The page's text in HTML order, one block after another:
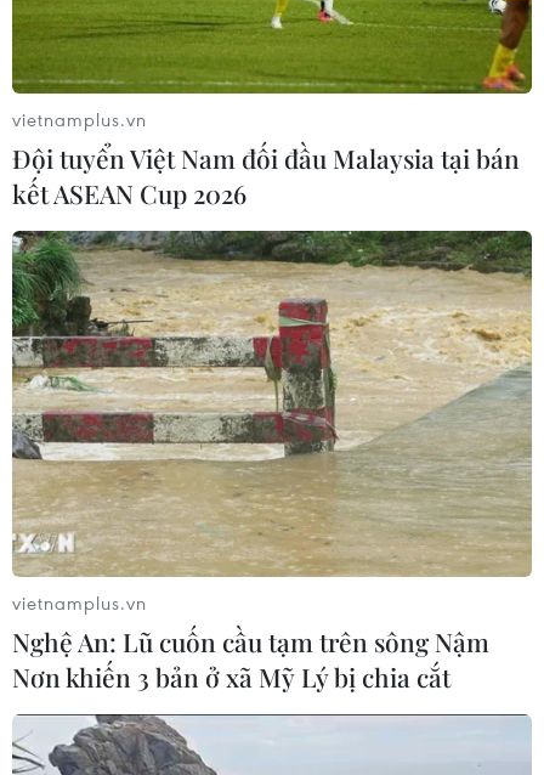
vietnamplus.vn
Đội tuyển Việt Nam đối đầu Malaysia tại bán
kết ASEAN Cup 2026
vietnamplus.vn
Nghệ An: Lũ cuốn cầu tạm trên sông Nậm
Nơn khiến 3 bản ở xã Mỹ Lý bị chia cắt